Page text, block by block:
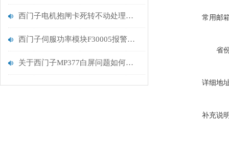
西门子电机抱闸卡死转不动处理判断维修
西门子伺服功率模块F30005报警维修过载问题
关于西门子MP377白屏问题如何处理
常用邮
省
详细地
补充说